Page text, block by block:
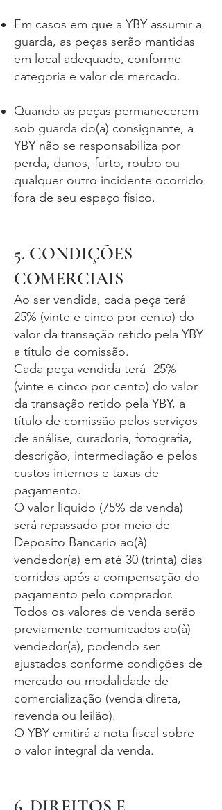
Em casos em que a YBY assumir a
guarda, as peças serão mantidas
em local adequado, conforme
categoria e valor de mercado.
Quando as peças permanecerem
sob guarda do(a) consignante, a
YBY não se responsabiliza por
perda, danos, furto, roubo ou
qualquer outro incidente ocorrido
fora de seu espaço físico.
5. CONDIÇÕES
COMERCIAIS
Ao ser vendida, cada peça terá
25% (vinte e cinco por cento) do
valor da transação retido pela YBY
a título de comissão.
Cada peça vendida terá -25%
(vinte e cinco por cento) do valor
da transação retido pela YBY, a
título de comissão pelos serviços
de análise, curadoria, fotografia,
descrição, intermediação e pelos
custos internos e taxas de
pagamento.
O valor líquido (75% da venda)
será repassado por meio de
Deposito Bancario ao(à)
vendedor(a) em até 30 (trinta) dias
corridos após a compensação do
pagamento pelo comprador.
Todos os valores de venda serão
previamente comunicados ao(à)
vendedor(a), podendo ser
ajustados conforme condições de
mercado ou modalidade de
comercialização (venda direta,
revenda ou leilão).
O YBY emitirá a nota fiscal sobre
o valor integral da venda.